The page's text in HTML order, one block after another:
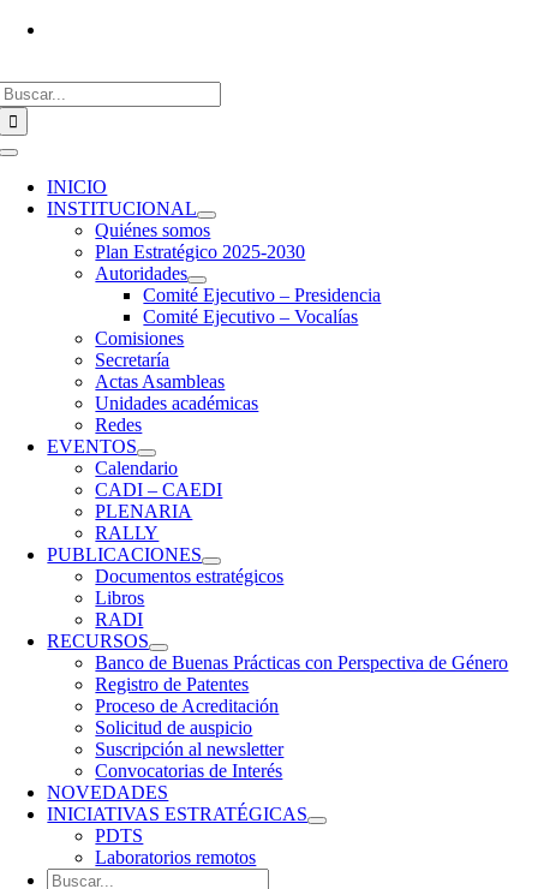
Saltar
Toggle
Navigation
INICIO
INSTITUCIONAL
Quiénes somos
Plan Estratégico 2025-2030
Autoridades
Comité Ejecutivo – Presidencia
Comité Ejecutivo – Vocalías
Comisiones
Secretaría
Actas Asambleas
Unidades académicas
Redes
EVENTOS
Calendario
CADI – CAEDI
PLENARIA
RALLY
PUBLICACIONES
Documentos estratégicos
Libros
RADI
RECURSOS
Banco de Buenas Prácticas con Perspectiva de Género
Registro de Patentes
Proceso de Acreditación
Solicitud de auspicio
Suscripción al newsletter
Convocatorias de Interés
NOVEDADES
INICIATIVAS ESTRATÉGICAS
PDTS
Laboratorios remotos
Buscar: